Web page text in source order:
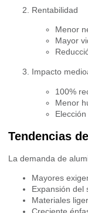
Rentabilidad
Menor
Mayor
Impacto
100%
Menor
Tendencias
La demanda de
Mayores
Expansión del
Materiales